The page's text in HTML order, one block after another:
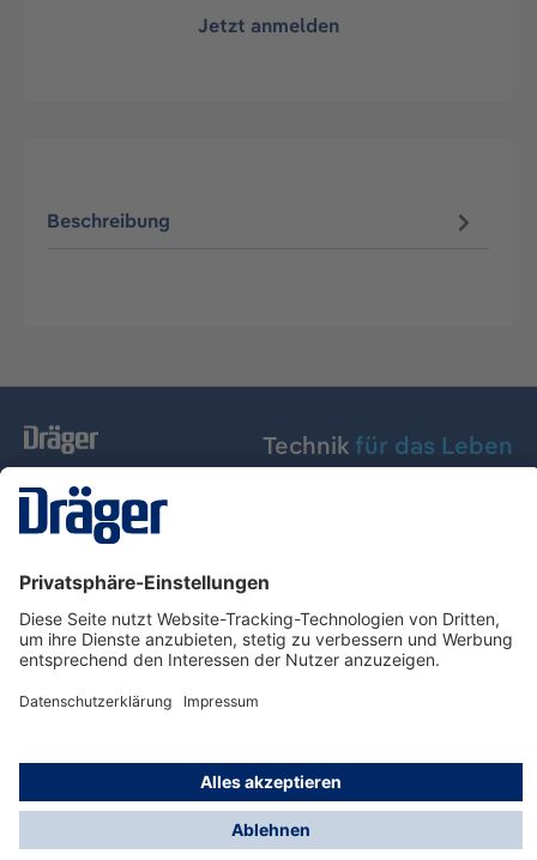
Jetzt anmelden
Beschreibung
Technik für das Leben
Dräger Austria GmbH
Über Dräger
Informationen
© Dräger Austria GmbH, 2024
* Alle Preise exkl. gesetzl. Mehrwertsteuer zzgl.
Versandkosten und ggf. Nachnahmegebühren, wenn